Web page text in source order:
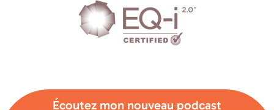
Écoutez mon nouveau podcast